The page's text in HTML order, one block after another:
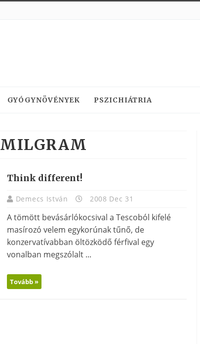
GYÓGYNÖVÉNYEK PSZICHIÁTRIA
MILGRAM
Think different!
Demecs István 2008 Dec 31
A tömött bevásárlókocsival a Tescoból kifelé
masírozó velem egykorúnak tűnő, de
konzervatívabban öltözködő férfival egy
vonalban megszólalt ...
Tovább »